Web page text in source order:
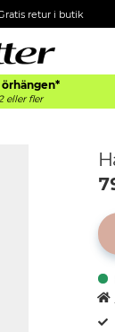
retur i butik
örhängen*
eller fler